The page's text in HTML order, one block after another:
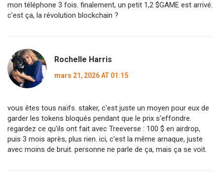
mon téléphone 3 fois. finalement, un petit 1,2 $GAME est arrivé.
c'est ça, la révolution blockchain ?
Rochelle Harris
mars 21, 2026 AT 01:15
vous êtes tous naïfs. staker, c'est juste un moyen pour eux de
garder les tokens bloqués pendant que le prix s'effondre.
regardez ce qu'ils ont fait avec Treeverse : 100 $ en airdrop,
puis 3 mois après, plus rien. ici, c'est la même arnaque, juste
avec moins de bruit. personne ne parle de ça, mais ça se voit.